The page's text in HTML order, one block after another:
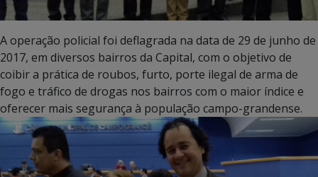
A operação policial foi deflagrada na data de 29 de junho de
2017, em diversos bairros da Capital, com o objetivo de
coibir a prática de roubos, furto, porte ilegal de arma de
fogo e tráfico de drogas nos bairros com o maior índice e
oferecer mais segurança à população campo-grandense.